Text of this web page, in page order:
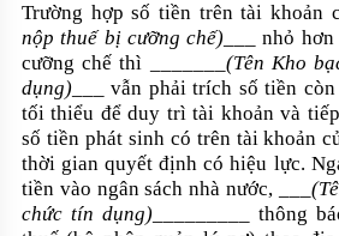
Trường hợp số tiền trên tài khoản
nộp thuế bị cưỡng chế) ___ nhỏ
cưỡng chế thì _______ (Tên Kho
dụng) ___ vẫn phải trích số tiền
tối thiểu để duy trì tài khoản và
số tiền phát sinh có trên tài khoản
thời gian quyết định có hiệu lực.
tiền vào ngân sách nhà nước, ___
chức tín dụng)_________ thông